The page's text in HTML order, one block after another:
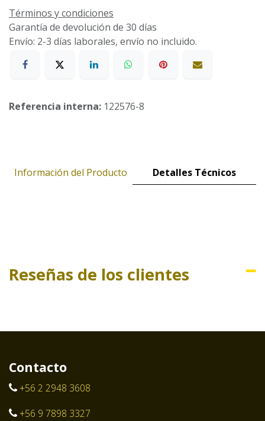
Términos y condiciones
Garantía de devolución de 30 días
Envío: 2-3 días laborales, envío no incluido.
Referencia interna: 122576-8
Información del Producto Detalles Técnicos
Reseñas de los clientes
Contacto
+56 2 2948 3608
+56 9 7898 3327